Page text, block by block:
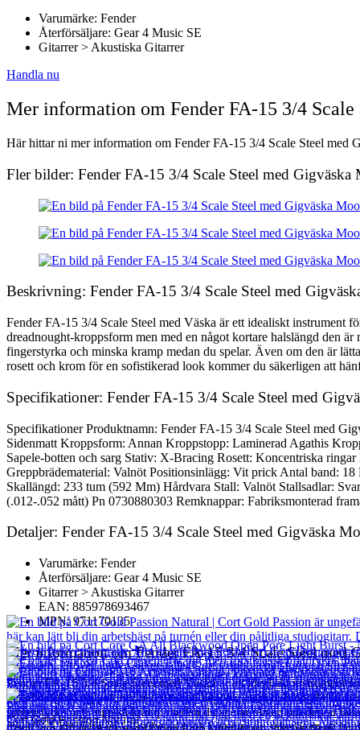
Varumärke: Fender
Återförsäljare: Gear 4 Music SE
Gitarrer > Akustiska Gitarrer
Handla nu
Mer information om Fender FA-15 3/4
Här hittar ni mer information om Fender FA-15 3/4 Scale Steel
Fler bilder: Fender FA-15 3/4 Scale Steel med
Beskrivning: Fender FA-15 3/4 Scale Steel med
Fender FA-15 3/4 Scale Steel med Väska är ett idealiskt instrument
dreadnought-kroppsform men med en något kortare halslängd den
fingerstyrka och minska kramp medan du spelar. Även om den är
rosett och krom för en sofistikerad look kommer du säkerligen att
Specifikationer: Fender FA-15 3/4 Scale Steel med
Specifikationer Produktnamn: Fender FA-15 3/4 Scale Steel med
Sidenmatt Kroppsform: Annan Kroppstopp: Laminerad Agathis
Sapele-botten och sarg Stativ: X-Bracing Rosett: Koncentriska
Greppbrädematerial: Valnöt Positionsinlägg: Vit prick Antal band:
Skallängd: 233 tum (592 Mm) Hårdvara Stall: Valnöt Stallsadlar:
(.012-.052 mått) Pn 0730880303 Remknappar: Fabriksmonterad
Detaljer: Fender FA-15 3/4 Scale Steel med Gigväska
Varumärke: Fender
Återförsäljare: Gear 4 Music SE
Gitarrer > Akustiska Gitarrer
EAN: 885978693467
MPN: 971170135
Mer information om Fender FA-15 3/4 Scale Steel med
Fender FA-15 3/4 Scale Steel med Väska är ett idealiskt instrument
dreadnought-kroppsform men med en något kortare halslängd den
fingerstyrka och minska kramp medan du spelar. Även om den är
rosett och krom för en sofistikerad look kommer du säkerligen att
Cort Gold Passion Natural